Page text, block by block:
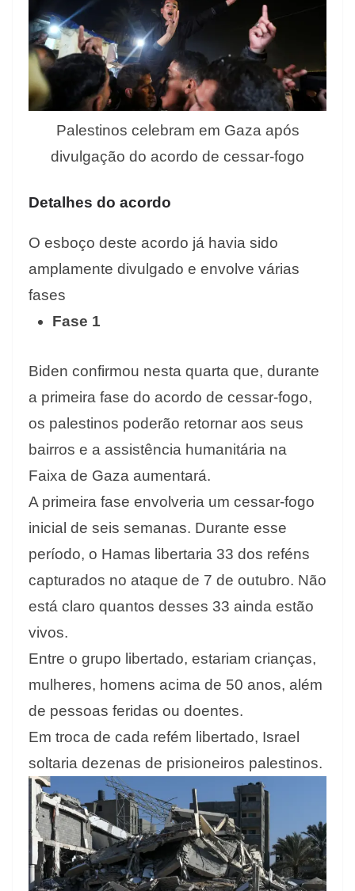
Palestinos celebram em Gaza após
divulgação do acordo de cessar-fogo
Detalhes do acordo
O esboço deste acordo já havia sido
amplamente divulgado e envolve várias
fases
Fase 1
Biden confirmou nesta quarta que, durante
a primeira fase do acordo de cessar-fogo,
os palestinos poderão retornar aos seus
bairros e a assistência humanitária na
Faixa de Gaza aumentará.
A primeira fase envolveria um cessar-fogo
inicial de seis semanas. Durante esse
período, o Hamas libertaria 33 dos reféns
capturados no ataque de 7 de outubro. Não
está claro quantos desses 33 ainda estão
vivos.
Entre o grupo libertado, estariam crianças,
mulheres, homens acima de 50 anos, além
de pessoas feridas ou doentes.
Em troca de cada refém libertado, Israel
soltaria dezenas de prisioneiros palestinos.